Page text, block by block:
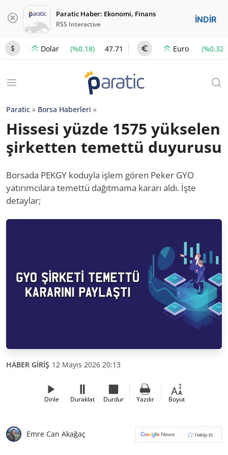
Paratic Haber: Ekonomi, Finans
RSS Interactive İNDİR
Dolar (%0.18) 47.71 Euro (%0.32)
Paratic » Borsa Haberleri »
Hissesi yüzde 1575 yükselen
şirketten temettü duyurusu
Borsada PEKGY koduyla işlem gören Peker GYO
yatırımcılara temettü dağıtmama kararı aldı. İşte
detaylar;
HABER GİRİŞ 12 Mayıs 2026 20:13
Dinle Duraklat Durdur Yazdır Boyut
Emre Can Akağaç